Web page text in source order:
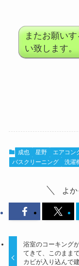
またお願い
い致します。
成也 星野 エアコン
バスクリーニング
洗濯
よ
浴室のコーキング
てきて、このまま
カビが入り込んで